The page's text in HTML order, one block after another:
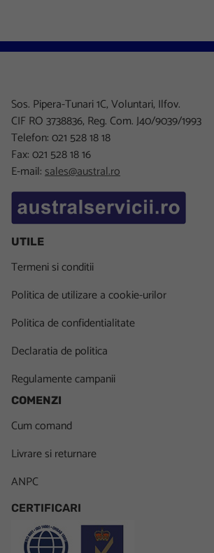
Sos. Pipera-Tunari 1C, Voluntari, Ilfov.
CIF RO 3738836, Reg. Com. J40/9039/1993
Telefon: 021 528 18 18
Fax: 021 528 18 16
E-mail:sales@austral.ro
UTILE
Termeni si conditii
Politica de utilizare a cookie-urilor
Politica de confidentialitate
Declaratia de politica
Regulamente campanii
COMENZI
Cum comand
Livrare si returnare
ANPC
CERTIFICARI